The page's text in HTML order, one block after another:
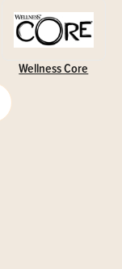
Wellness Core